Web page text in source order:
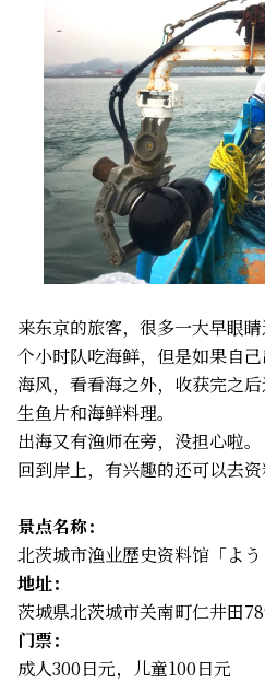
来东京的旅客，很多一大早眼
个小时队吃海鲜，但是如果自
海风，看看海之外，收获完之
生鱼片和海鲜料理。
出海又有渔师在旁，没担心啦。
回到岸上，有兴趣的还可以去资
景点名称：
北茨城市渔业歴史资料馆「よう
地址：
茨城県北茨城市关南町仁井田
门票：
成人300日元，儿童100日元